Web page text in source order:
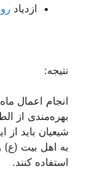
ازدیاد
نتیجه:
انجام اعمال
بهره‌مندی از
شیعیان باید
به اهل بیت (ع)
استفاده کنند.